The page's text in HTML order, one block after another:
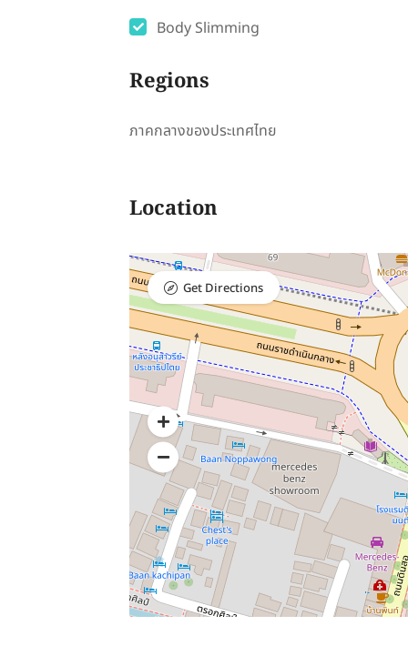
Body Slimming
Regions
ภาคกลางของประเทศไทย
Location
Get Directions